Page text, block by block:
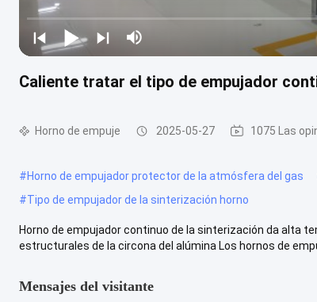
Caliente tratar el tipo de empujador
Horno de empuje 2025-05-27 1075 Las
#Horno de empujador protector de la atmósfera del gas
#Tipo de empujador de la sinterización horno
Horno de empujador continuo de la sinterización da alta
estructurales de la circona del alúmina Los hornos de
Mensajes del visitante